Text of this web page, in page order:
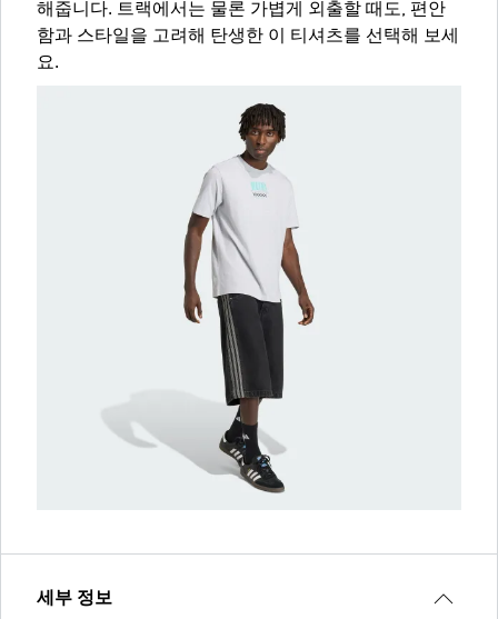
해줍니다. 트랙에서는 물론 가볍게 외출할 때도, 편안
함과 스타일을 고려해 탄생한 이 티셔츠를 선택해 보세
요.
세부 정보